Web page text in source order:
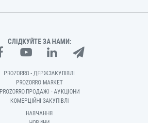
СЛІДКУЙТЕ ЗА НАМИ:
PROZORRO - ДЕРЖЗАКУПІВЛІ
PROZORRO MARKET
PROZORRO.ПРОДАЖІ - АУКЦІОНИ
КОМЕРЦІЙНІ ЗАКУПІВЛІ
НАВЧАННЯ